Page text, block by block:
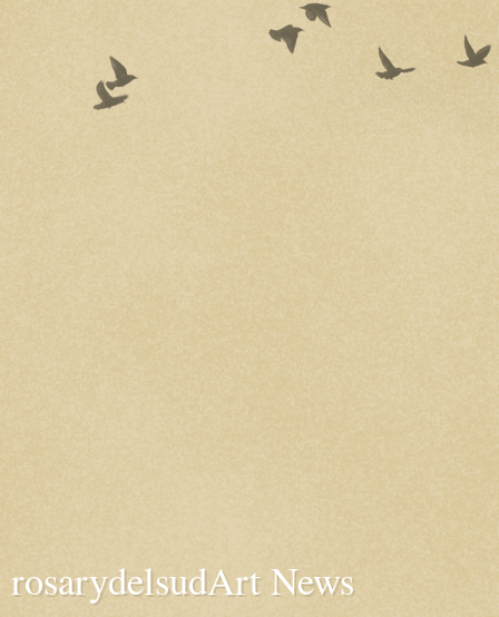
rosarydelsudArt News